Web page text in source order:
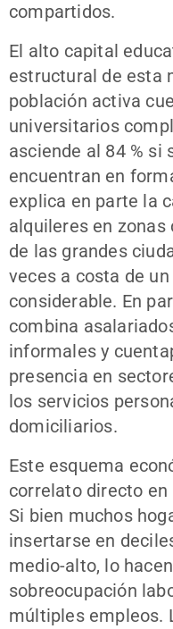
compartidos.
El alto capital
estructural de esta
población activa
universitarios
asciende al 84 % si
encuentran en
explica en parte la
alquileres en
de las grandes
veces a costa de
considerable. En
combina
informales y
presencia en
los servicios
domiciliarios.
Este esquema
correlato directo
Si bien muchos
insertarse en
medio-alto, lo
sobreocupación
múltiples empleos.